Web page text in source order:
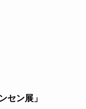
セン展」